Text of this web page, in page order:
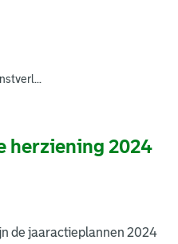
herziening 2024
de jaaractieplannen 2024